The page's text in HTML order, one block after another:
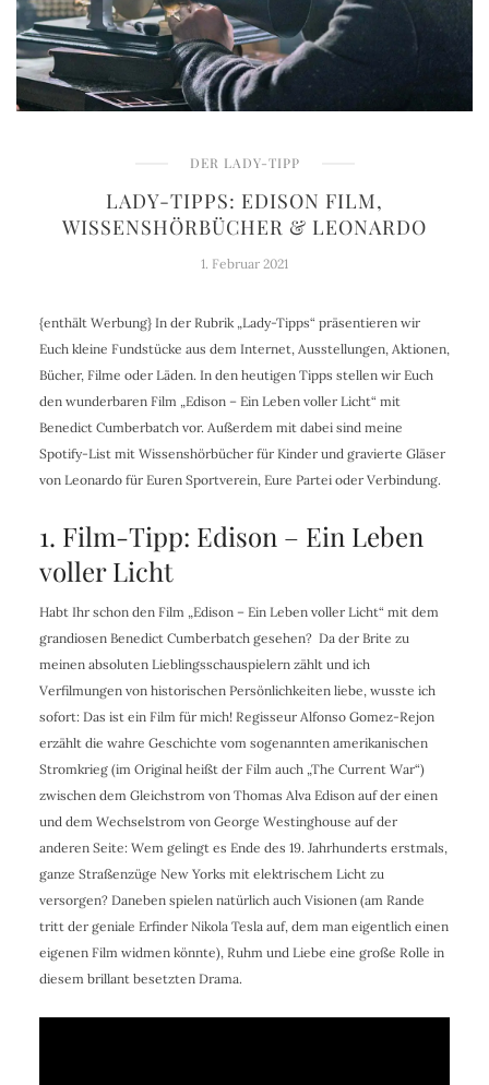
DER LADY-TIPP
LADY-TIPPS: EDISON FILM,
WISSENSHÖRBÜCHER & LEONARDO
1. Februar 2021
{enthält Werbung} In der Rubrik „Lady-Tipps“ präsentieren wir
Euch kleine Fundstücke aus dem Internet, Ausstellungen, Aktionen,
Bücher, Filme oder Läden. In den heutigen Tipps stellen wir Euch
den wunderbaren Film „Edison – Ein Leben voller Licht“ mit
Benedict Cumberbatch vor. Außerdem mit dabei sind meine
Spotify-List mit Wissenshörbücher für Kinder und gravierte Gläser
von Leonardo für Euren Sportverein, Eure Partei oder Verbindung.
1. Film-Tipp: Edison – Ein Leben
voller Licht
Habt Ihr schon den Film „Edison – Ein Leben voller Licht“ mit dem
grandiosen Benedict Cumberbatch gesehen? Da der Brite zu
meinen absoluten Lieblingsschauspielern zählt und ich
Verfilmungen von historischen Persönlichkeiten liebe, wusste ich
sofort: Das ist ein Film für mich! Regisseur Alfonso Gomez-Rejon
erzählt die wahre Geschichte vom sogenannten amerikanischen
Stromkrieg (im Original heißt der Film auch „The Current War“)
zwischen dem Gleichstrom von Thomas Alva Edison auf der einen
und dem Wechselstrom von George Westinghouse auf der
anderen Seite: Wem gelingt es Ende des 19. Jahrhunderts erstmals,
ganze Straßenzüge New Yorks mit elektrischem Licht zu
versorgen? Daneben spielen natürlich auch Visionen (am Rande
tritt der geniale Erfinder Nikola Tesla auf, dem man eigentlich einen
eigenen Film widmen könnte), Ruhm und Liebe eine große Rolle in
diesem brillant besetzten Drama.